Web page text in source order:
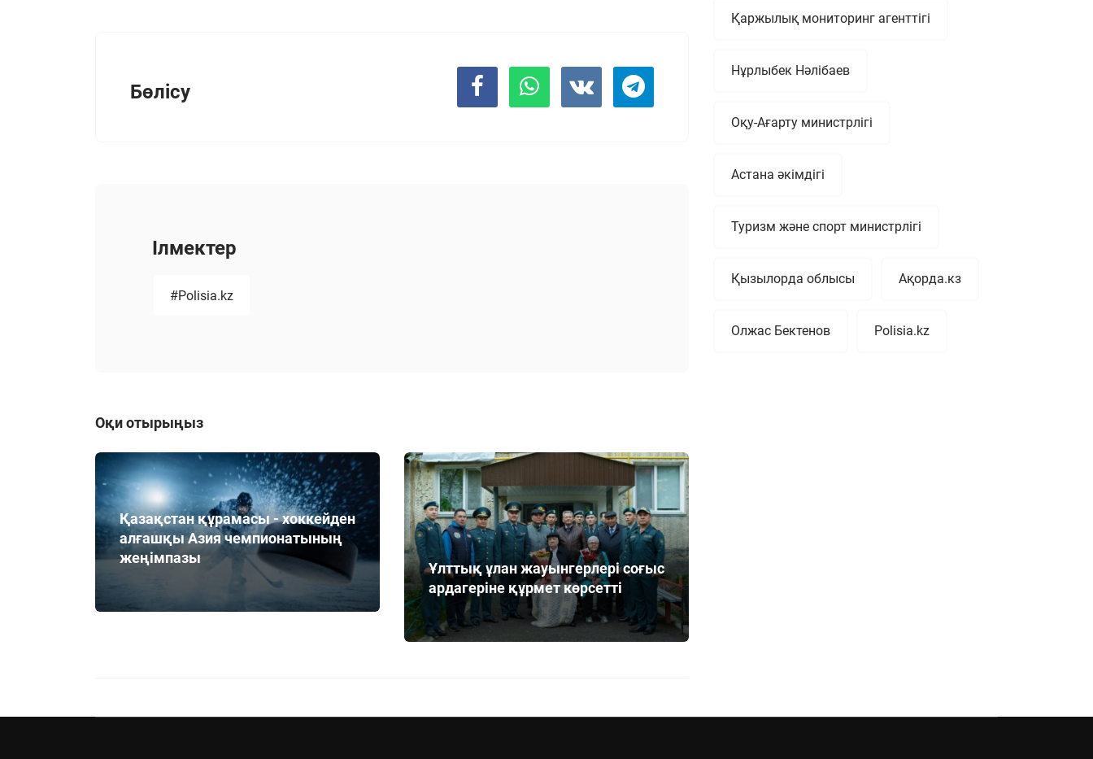
Бөлісу
Ілмектер
#Polisia.kz
Оқи отырыңыз
Қазақстан құрамасы - хоккейден
алғашқы Азия чемпионатының
жеңімпазы
Ұлттық ұлан жауынгерлері соғыс
ардагеріне құрмет көрсетті
Қаржылық мониторинг агенттігі
Нұрлыбек Нәлібаев
Оқу-Ағарту министрлігі
Астана әкімдігі
Туризм және спорт министрлігі
Қызылорда облысы Ақорда.кз
Олжас Бектенов Polisia.kz